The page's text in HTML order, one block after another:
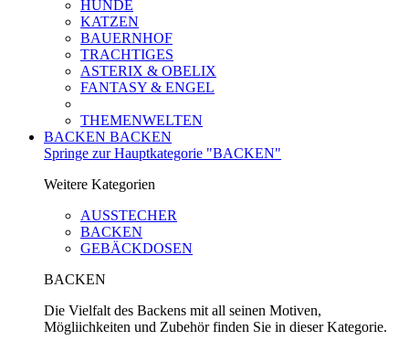
HUNDE
KATZEN
BAUERNHOF
TRACHTIGES
ASTERIX & OBELIX
FANTASY & ENGEL
THEMENWELTEN
BACKEN BACKEN
Springe zur Hauptkategorie "BACKEN"
Weitere Kategorien
AUSSTECHER
BACKEN
GEBÄCKDOSEN
BACKEN
Die Vielfalt des Backens mit all seinen Motiven,
Mögliichkeiten und Zubehör finden Sie in dieser Kategorie.